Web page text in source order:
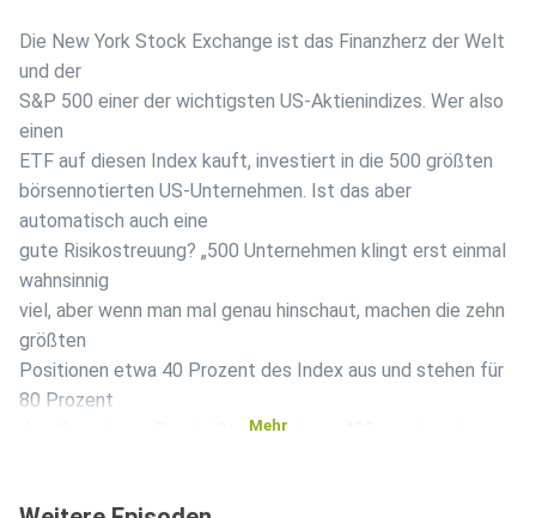
Die New York Stock Exchange ist das Finanzherz der Welt
und der
S&P 500 einer der wichtigsten US-Aktienindizes. Wer also
einen
ETF auf diesen Index kauft, investiert in die 500 größten
börsennotierten US-Unternehmen. Ist das aber
automatisch auch eine
gute Risikostreuung? „500 Unternehmen klingt erst einmal
wahnsinnig
viel, aber wenn man mal genau hinschaut, machen die zehn
größten
Positionen etwa 40 Prozent des Index aus und stehen für
80 Prozent
des Kurzpluses. Das heißt die anderen 490 machen des
Mehr